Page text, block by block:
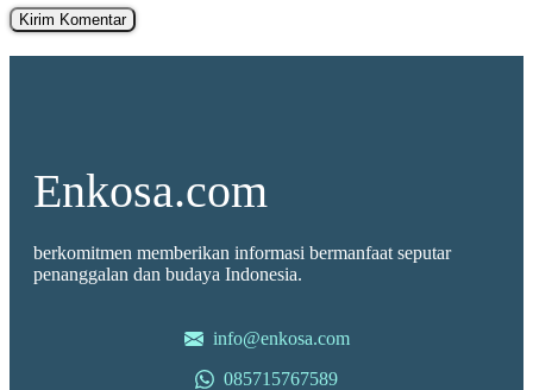
Enkosa.com
berkomitmen memberikan informasi bermanfaat seputar
penanggalan dan budaya Indonesia.
info@enkosa.com
085715767589